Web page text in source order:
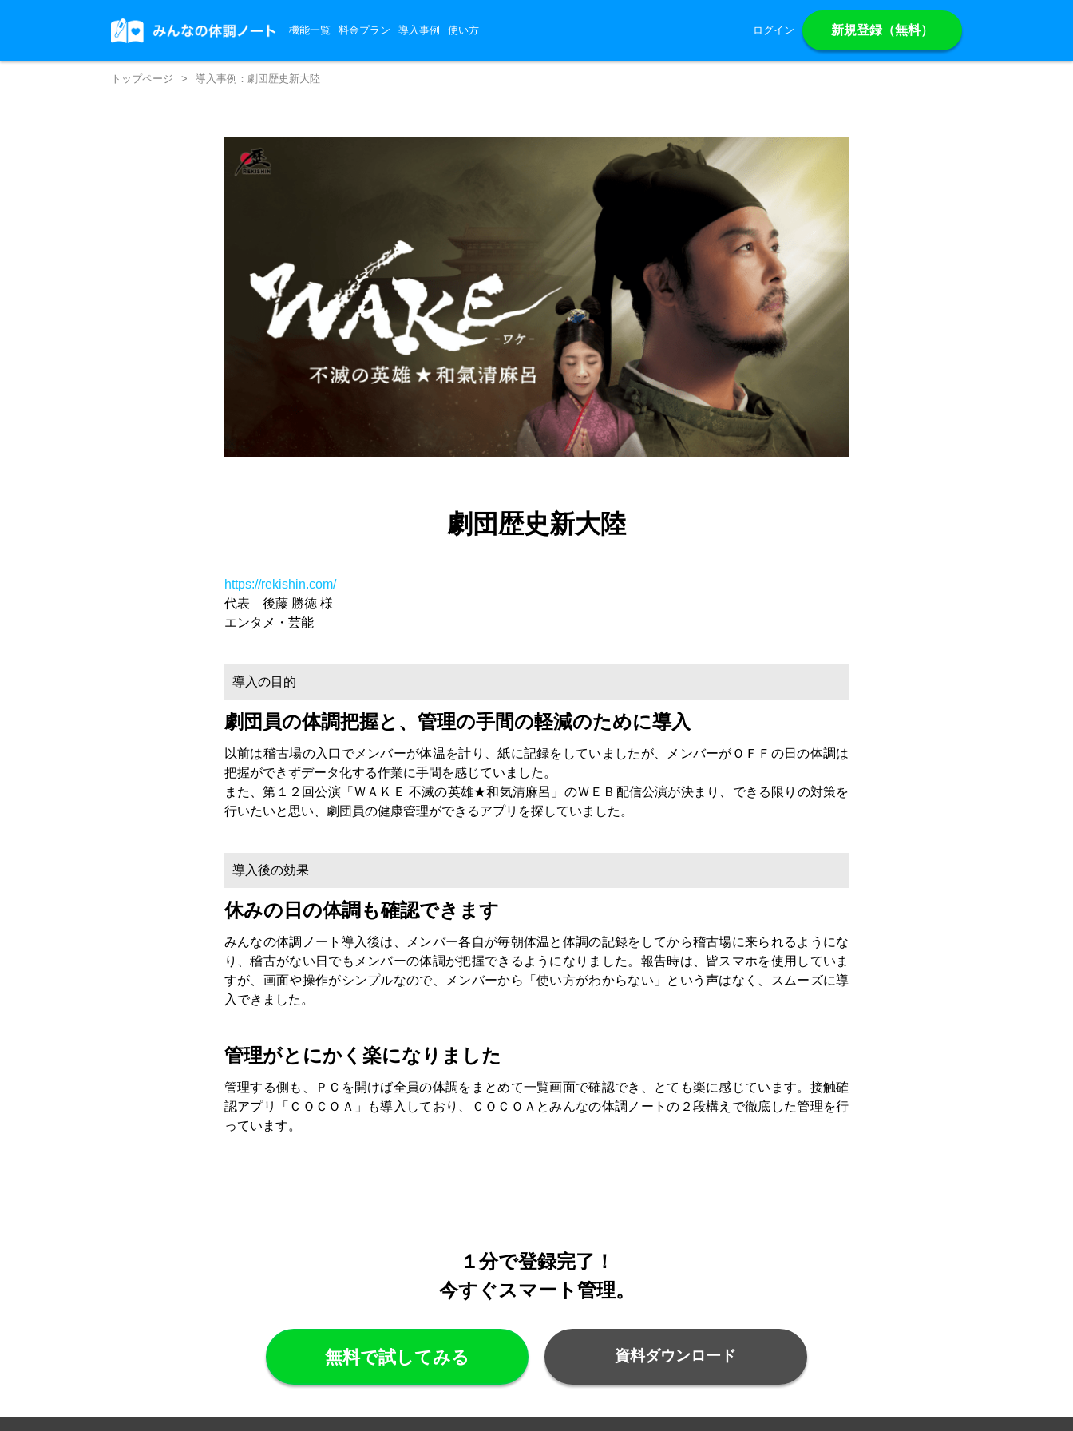
機能一覧 料金プラン 導入事例 使い方 ログイン 新規登録（無料）
トップページ > 導入事例：劇団歴史新大陸
劇団歴史新大陸
https://rekishin.com/
代表 後藤 勝徳 様
エンタメ・芸能
導入の目的
劇団員の体調把握と、管理の手間の軽減のために導入
以前は稽古場の入口でメンバーが体温を計り、紙に記録をしていましたが、メンバーがＯＦＦの日の体調は
把握ができずデータ化する作業に手間を感じていました。
また、第１２回公演「ＷＡＫＥ 不滅の英雄★和気清麻呂」のＷＥＢ配信公演が決まり、できる限りの対策を
行いたいと思い、劇団員の健康管理ができるアプリを探していました。
導入後の効果
休みの日の体調も確認できます
みんなの体調ノート導入後は、メンバー各自が毎朝体温と体調の記録をしてから稽古場に来られるようにな
り、稽古がない日でもメンバーの体調が把握できるようになりました。報告時は、皆スマホを使用していま
すが、画面や操作がシンプルなので、メンバーから「使い方がわからない」という声はなく、スムーズに導
入できました。
管理がとにかく楽になりました
管理する側も、ＰＣを開けば全員の体調をまとめて一覧画面で確認でき、とても楽に感じています。接触確
認アプリ「ＣＯＣＯＡ」も導入しており、ＣＯＣＯＡとみんなの体調ノートの２段構えで徹底した管理を行
っています。
１分で登録完了！
今すぐスマート管理。
無料で試してみる 資料ダウンロード